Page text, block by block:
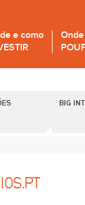
e como
BIG